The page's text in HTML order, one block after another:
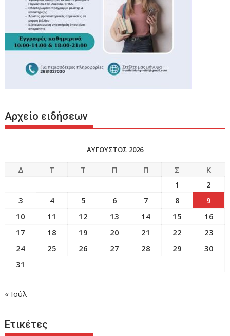
Αρχείο ειδήσεων
ΑΥΓΟΥΣΤΟΣ 2026
Δ Τ Τ Π Π Σ
Κ
1
2
3
4 5 6 7 8
9
10
11 12 13 14 15
16
17
18 19 20 21 22
23
24
25 26 27 28 29
30
31
« Ιούλ
Ετικέτες